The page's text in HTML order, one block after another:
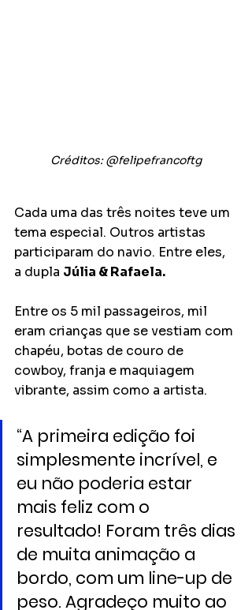
Créditos: @felipefrancoftg
Cada uma das três noites teve um
tema especial. Outros artistas
participaram do navio. Entre eles,
a dupla Júlia & Rafaela.
Entre os 5 mil passageiros, mil
eram crianças que se vestiam com
chapéu, botas de couro de
cowboy, franja e maquiagem
vibrante, assim como a artista.
“A primeira edição foi
simplesmente incrível, e
eu não poderia estar
mais feliz com o
resultado! Foram três dias
de muita animação a
bordo, com um line-up de
peso. Agradeço muito ao